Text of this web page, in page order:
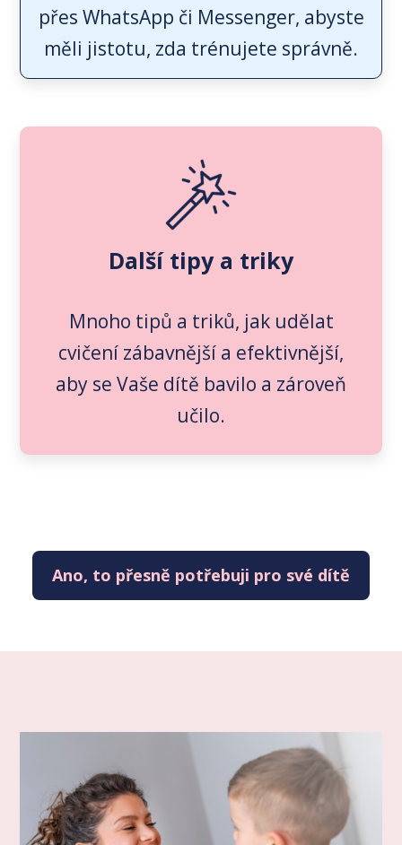
přes WhatsApp či Messenger, abyste
měli jistotu, zda trénujete správně.
Další tipy a triky
Mnoho tipů a triků, jak udělat
cvičení zábavnější a efektivnější,
aby se Vaše dítě bavilo a zároveň
učilo.
Ano, to přesně potřebuji pro své dítě